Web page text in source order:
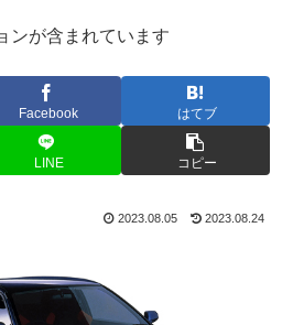
ンが含まれています
Facebook はてブ
LINE コピー
2023.08.05 2023.08.24